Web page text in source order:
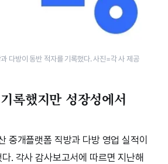
다방이 동반 적자를 기록했다. 사진=각 사 제공
록했지만 성장성에서
중개플랫폼 직방과 다방 영업 실적이
. 각사 감사보고서에 따르면 지난해